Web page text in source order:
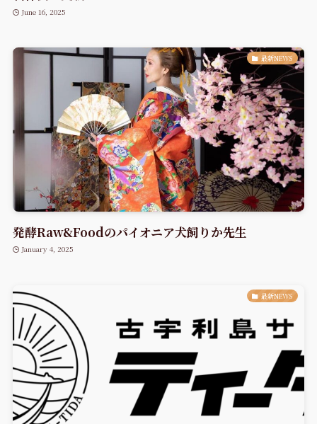
June 16, 2025
最新NEWS
発酵Raw&Foodのパイオニア犬飼りか先生
January 4, 2025
最新NEWS